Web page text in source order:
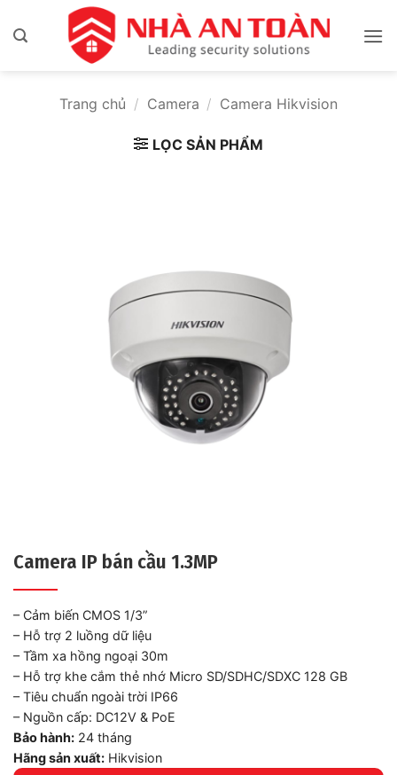
qua
Trang chủ / Camera / Camera Hikvision
LỌC SẢN PHẨM
Camera IP bán cầu 1.3MP
– Cảm biến CMOS 1/3”
– Hỗ trợ 2 luồng dữ liệu
– Tầm xa hồng ngoại 30m
– Hỗ trợ khe cắm thẻ nhớ Micro SD/SDHC/SDXC 128 GB
– Tiêu chuẩn ngoài trời IP66
– Nguồn cấp: DC12V & PoE
Bảo hành: 24 tháng
Hãng sản xuất: Hikvision